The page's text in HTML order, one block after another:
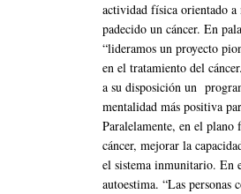
actividad física orientado a
padecido un cáncer. En
“lideramos un proyecto
en el tratamiento del
a su disposición un
mentalidad más positiva
Paralelamente, en el
cáncer, mejorar la
el sistema inmunitario. En
autoestima. “Las personas